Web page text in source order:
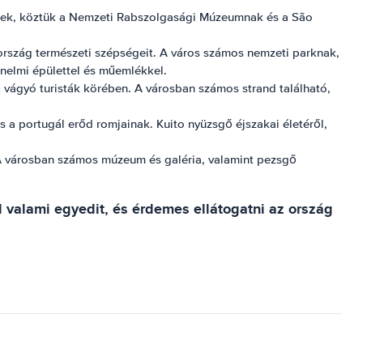
köztük a Nemzeti Rabszolgasági Múzeumnak és a São
természeti szépségeit. A város számos nemzeti parknak,
épülettel és műemlékkel.
turisták körében. A városban számos strand található,
a portugál erőd romjainak. Kuito nyüzsgő éjszakai életéről,
számos múzeum és galéria, valamint pezsgő
egyedit, és érdemes ellátogatni az ország